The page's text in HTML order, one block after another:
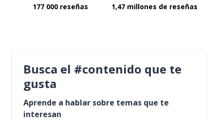
177 000 reseñas 1,47 millones de reseñas
Busca el #contenido que te
gusta
Aprende a hablar sobre temas que te
interesan